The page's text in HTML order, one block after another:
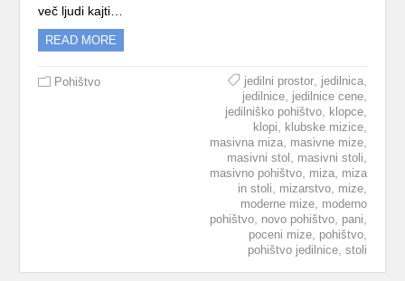
več ljudi kajti…
READ MORE
Pohištvo jedilni prostor, jedilnica,
jedilnice, jedilnice cene,
jedilniško pohištvo, klopce,
klopi klubske mizice,
masivna miza, masivne mize,
masivni stol masivni stoli
masivno pohištvo, miza, miza
in stoli
mizarstvo, mize,
moderne mize, moderno
pohištvo, novo pohištvo, pani
poceni mize, pohištvo,
pohištvo jedilnice, stoli